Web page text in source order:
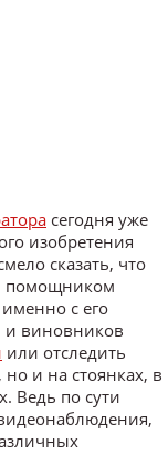
сегодня уже
изобретения
сказать, что
помощником
с его
виновников
или отследить
и на стоянках, в
Ведь по сути